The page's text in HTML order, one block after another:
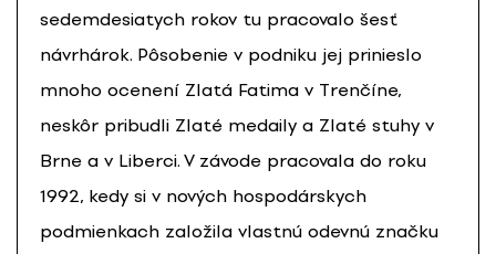
sedemdesiatych rokov tu pracovalo šesť
návrhárok. Pôsobenie v podniku jej prinieslo
mnoho ocenení Zlatá Fatima v Trenčíne,
neskôr pribudli Zlaté medaily a Zlaté stuhy v
Brne a v Liberci. V závode pracovala do roku
1992, kedy si v nových hospodárskych
podmienkach založila vlastnú odevnú značku